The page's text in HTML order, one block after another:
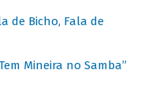
de Bicho, Fala de
Mineira no Samba”